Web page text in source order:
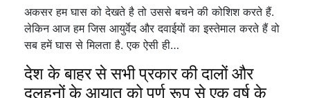
अकसर हम घास को देखते है तो उससे बचने की कोशिश करते हैं.
लेकिन आज हम जिस आयुर्वेद और दवाईयों का इस्तेमाल करते हैं वो
सब हमें घास से मिलता है. एक ऐसी ही…
देश के बाहर से सभी प्रकार की दालों और
दलहनों के आयात को पूर्ण रूप से एक वर्ष के